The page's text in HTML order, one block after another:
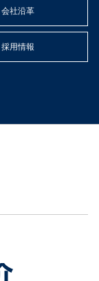
会社沿革
採用情報